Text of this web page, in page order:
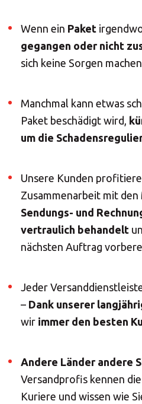
Wenn ein Paket
gegangen oder nicht
sich keine Sorgen
Manchmal kann etwas
Paket beschädigt wird,
um die
Unsere Kunden
Zusammenarbeit mit den
Sendungs- und
vertraulich behandelt
nächsten Auftrag
Jeder
– Dank unserer
wir immer den besten
Andere Länder andere
Versandprofis kennen
Kuriere und wissen wie
×
Land
Africa
Asia/Pacific
Central Asia
ROW
SUCHEN SIE UNTER